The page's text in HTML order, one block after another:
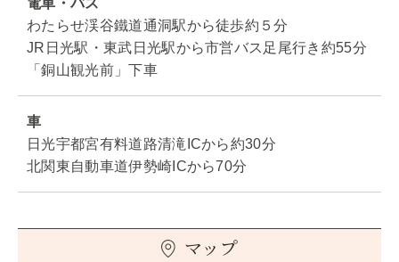
電車・バス
わたらせ渓谷鐵道通洞駅から徒歩約５分
JR日光駅・東武日光駅から市営バス足尾行き約55分
「銅山観光前」下車
車
日光宇都宮有料道路清滝ICから約30分
北関東自動車道伊勢崎ICから70分
マップ